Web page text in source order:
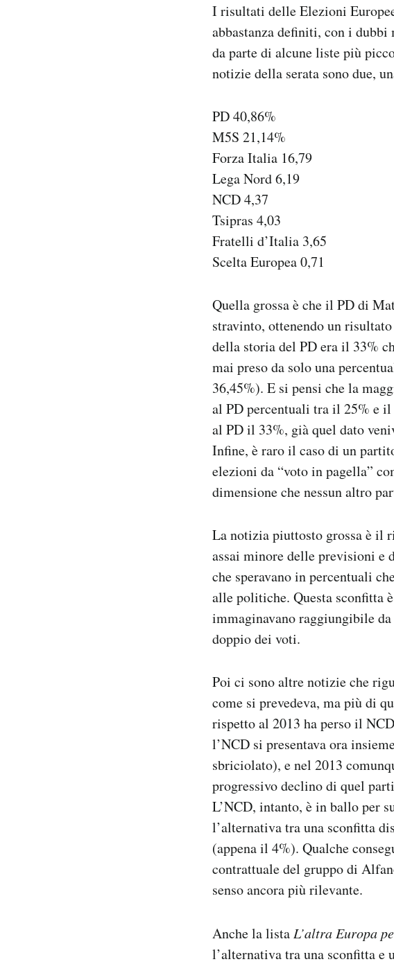
I risultati delle Elezioni
abbastanza definiti, con i
da parte di alcune liste più
notizie della serata sono due,
PD 40,86%
M5S 21,14%
Forza Italia 16,79
Lega Nord 6,19
NCD 4,37
Tsipras 4,03
Fratelli d’Italia 3,65
Scelta Europea 0,71
Quella grossa è che il PD di
stravinto, ottenendo un
della storia del PD era il 33%
mai preso da solo una
36,45%). E si pensi che la
al PD percentuali tra il 25% e
al PD il 33%, già quel dato
Infine, è raro il caso di un
elezioni da “voto in pagella”
dimensione che nessun altro
La notizia piuttosto grossa è il
assai minore delle previsioni e
che speravano in percentuali
alle politiche. Questa sconfitta
immaginavano raggiungibile
doppio dei voti.
Poi ci sono altre notizie che
come si prevedeva, ma più di
rispetto al 2013 ha perso il
l’NCD si presentava ora
sbriciolato), e nel 2013
progressivo declino di quel
L’NCD, intanto, è in ballo per
l’alternativa tra una sconfitta
(appena il 4%). Qualche
contrattuale del gruppo di
senso ancora più rilevante.
Anche la lista L’altra Europa
l’alternativa tra una sconfitta